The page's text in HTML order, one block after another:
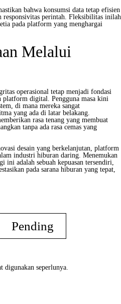
bahwa konsumsi data tetap efisien
responsivitas perintah. Fleksibilitas inilah
pada platform yang menghargai
Melalui
operasional tetap menjadi fondasi
platform digital. Pengguna masa kini
di mana mereka sangat
yang ada di latar belakang.
rasa tenang yang membuat
tanpa ada rasa cemas yang
desain yang berkelanjutan, platform
industri hiburan daring. Menemukan
ini adalah sebuah kepuasan tersendiri,
pada sarana hiburan yang tepat,
Pending
seperlunya.